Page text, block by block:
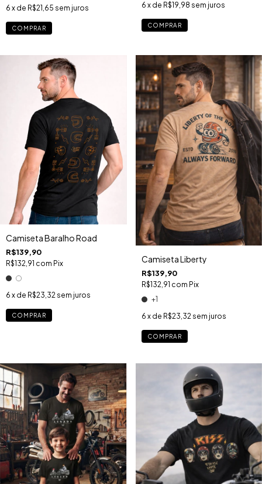
6 x de R$21,65 sem juros
COMPRAR
6 x de R$19,98 sem juros
COMPRAR
Camiseta Baralho Road
R$139,90
R$132,91 com Pix
6 x de R$23,32 sem juros
COMPRAR
Camiseta Liberty
R$139,90
R$132,91 com Pix
+1
6 x de R$23,32 sem juros
COMPRAR